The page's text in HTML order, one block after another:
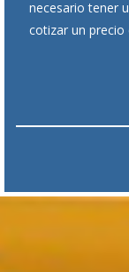
necesario tener
cotizar un precio